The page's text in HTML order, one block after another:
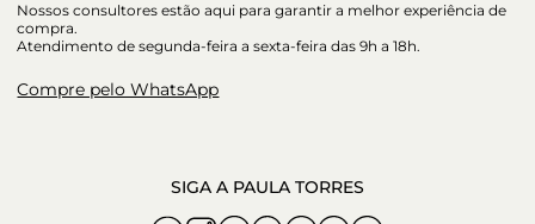
Nossos consultores estão aqui para garantir a melhor experiência de
compra.
Atendimento de segunda-feira a sexta-feira das 9h a 18h.
Compre pelo WhatsApp